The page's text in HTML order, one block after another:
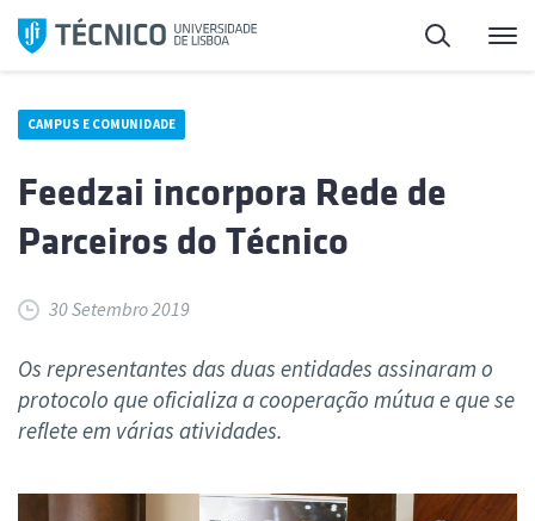
Saltar
para
Pesquisa
CAMPUS E COMUNIDADE
Feedzai incorpora Rede de
Parceiros do Técnico
30 Setembro 2019
Os representantes das duas entidades assinaram o
protocolo que oficializa a cooperação mútua e que se
reflete em várias atividades.